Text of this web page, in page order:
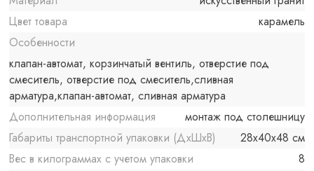
Цвет товара
карамель
Особенности
клапан-автомат, корзинчатый вентиль, отверстие под
смеситель, отверстие под смеситель,сливная
арматура,клапан-автомат, сливная арматура
Дополнительная информация
монтаж под столешницу
Габариты транспортной упаковки (ДхШхВ)
28x40x48 см
Вес в килограммах с учетом упаковки
8